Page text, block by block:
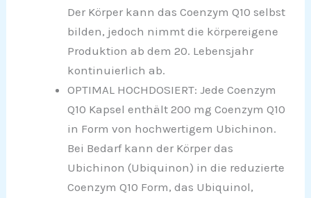
Der Körper kann das Coenzym Q10 selbst
bilden, jedoch nimmt die körpereigene
Produktion ab dem 20. Lebensjahr
kontinuierlich ab.
OPTIMAL HOCHDOSIERT: Jede Coenzym
Q10 Kapsel enthält 200 mg Coenzym Q10
in Form von hochwertigem Ubichinon.
Bei Bedarf kann der Körper das
Ubichinon (Ubiquinon) in die reduzierte
Coenzym Q10 Form, das Ubiquinol,